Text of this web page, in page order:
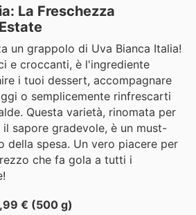
La Freschezza
un grappolo di Uva Bianca Italia!
e croccanti, è l'ingrediente
i tuoi dessert, accompagnare
o semplicemente rinfrescarti
Questa varietà, rinomata per
sapore gradevole, è un must-
della spesa. Un vero piacere per
che fa gola a tutti i
€ (500 g)